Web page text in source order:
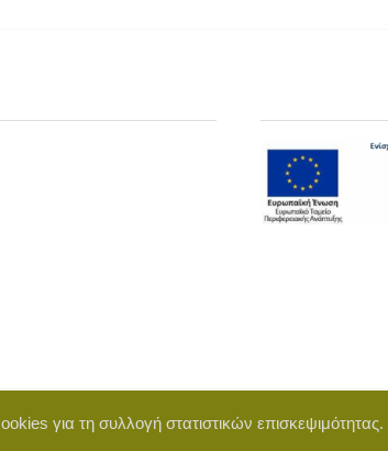
BigWebTheoryγια τη συλλογή στατιστικών επισκεψιμότητας.